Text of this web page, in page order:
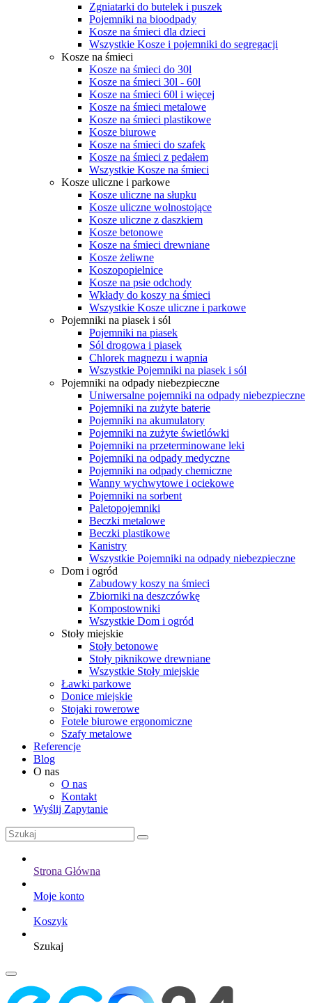
Zgniatarki do butelek i puszek
Pojemniki na bioodpady
Kosze na śmieci dla dzieci
Wszystkie Kosze i pojemniki do segregacji
Kosze na śmieci
Kosze na śmieci do 30l
Kosze na śmieci 30l - 60l
Kosze na śmieci 60l i więcej
Kosze na śmieci metalowe
Kosze na śmieci plastikowe
Kosze biurowe
Kosze na śmieci do szafek
Kosze na śmieci z pedałem
Wszystkie Kosze na śmieci
Kosze uliczne i parkowe
Kosze uliczne na słupku
Kosze uliczne wolnostojące
Kosze uliczne z daszkiem
Kosze betonowe
Kosze na śmieci drewniane
Kosze żeliwne
Koszopopielnice
Kosze na psie odchody
Wkłady do koszy na śmieci
Wszystkie Kosze uliczne i parkowe
Pojemniki na piasek i sól
Pojemniki na piasek
Sól drogowa i piasek
Chlorek magnezu i wapnia
Wszystkie Pojemniki na piasek i sól
Pojemniki na odpady niebezpieczne
Uniwersalne pojemniki na odpady niebezpieczne
Pojemniki na zużyte baterie
Pojemniki na akumulatory
Pojemniki na zużyte świetlówki
Pojemniki na przeterminowane leki
Pojemniki na odpady medyczne
Pojemniki na odpady chemiczne
Wanny wychwytowe i ociekowe
Pojemniki na sorbent
Paletopojemniki
Beczki metalowe
Beczki plastikowe
Kanistry
Wszystkie Pojemniki na odpady niebezpieczne
Dom i ogród
Zabudowy koszy na śmieci
Zbiorniki na deszczówkę
Kompostowniki
Wszystkie Dom i ogród
Stoły miejskie
Stoły betonowe
Stoły piknikowe drewniane
Wszystkie Stoły miejskie
Ławki parkowe
Donice miejskie
Stojaki rowerowe
Fotele biurowe ergonomiczne
Szafy metalowe
Referencje
Blog
O nas
O nas
Kontakt
Wyślij Zapytanie
Strona Główna
Moje konto
Koszyk
Szukaj